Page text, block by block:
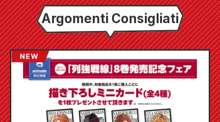
Argomenti Consigliati